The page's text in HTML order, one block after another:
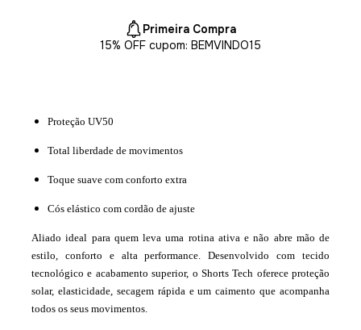
Primeira Compra
15% OFF cupom: BEMVINDO15
Proteção UV50
Total liberdade de movimentos
Toque suave com conforto extra
Cós elástico com cordão de ajuste
Aliado ideal para quem leva uma rotina ativa e não abre mão de
estilo, conforto e alta performance. Desenvolvido com tecido
tecnológico e acabamento superior, o Shorts Tech oferece proteção
solar, elasticidade, secagem rápida e um caimento que acompanha
todos os seus movimentos.